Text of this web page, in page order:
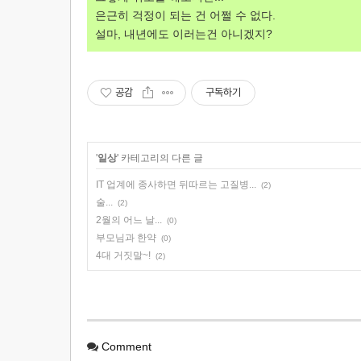
은근히 걱정이 되는 건 어쩔 수 없다.
설마, 내년에도 이러는건 아니겠지?
공감 구독하기
'일상' 카테고리의 다른 글
IT 업계에 종사하면 뒤따르는 고질병... (2)
술... (2)
2월의 어느 날... (0)
부모님과 한약 (0)
4대 거짓말~! (2)
Comment